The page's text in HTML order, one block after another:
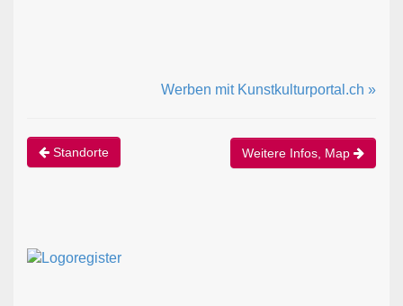
Werben mit Kunstkulturportal.ch »
Standorte Weitere Infos, Map